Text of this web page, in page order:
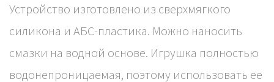
Устройство изготовлено из сверхмягкого
силикона и АБС-пластика. Можно наносить
смазки на водной основе. Игрушка полностью
водонепроницаемая, поэтому использовать ее